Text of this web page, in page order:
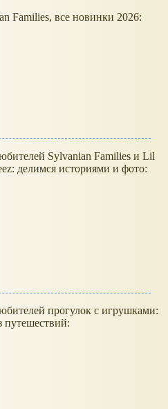
Families, все новинки 2026:
Sylvanian Families и Lil
делимся историями и фото:
прогулок с игрушками:
путешествий: